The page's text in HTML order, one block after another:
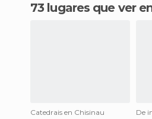
73 lugares que ver
Catedrais en Chisinau